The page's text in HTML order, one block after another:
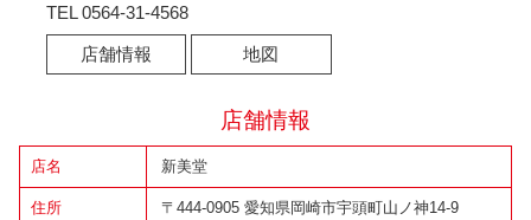
TEL0564-31-4568
店舗情報 地図
店舗情報
店名 新美堂
住所 〒444-0905 愛知県岡崎市宇頭町山ノ神14-9